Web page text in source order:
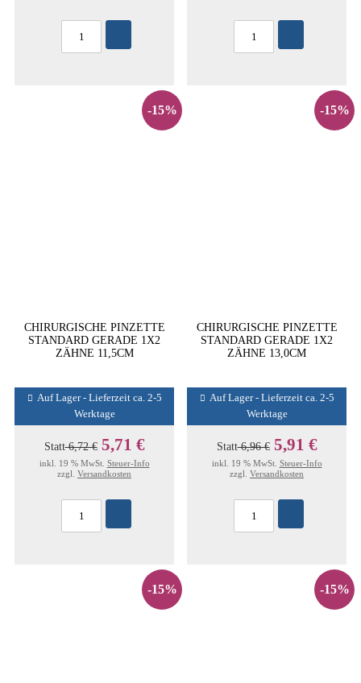
-15%
CHIRURGISCHE PINZETTE
STANDARD GERADE 1X2
ZÄHNE 11,5CM
Auf Lager - Lieferzeit ca. 2-5
Werktage
Statt6,72 € 5,71 €
inkl. 19 % MwSt. Steuer-Info
zzgl. Versandkosten
-15%
CHIRURGISCHE PINZETTE
STANDARD GERADE 1X2
ZÄHNE 13,0CM
Auf Lager - Lieferzeit ca. 2-5
Werktage
Statt6,96 € 5,91 €
inkl. 19 % MwSt. Steuer-Info
zzgl. Versandkosten
-15% -15%